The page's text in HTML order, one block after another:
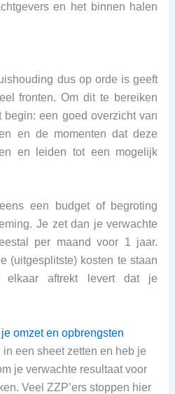
en het binnen halen
dus op orde is geeft
fronten. Om dit te bereiken
een goed overzicht van
en de momenten dat deze
en leiden tot een mogelijk
een budget of begroting
Je zet dan je verwachte
per maand voor 1 jaar.
(uitgesplitste) kosten te staan
aftrekt levert dat je
omzet en opbrengsten
in een sheet zetten en heb je
je verwachte resultaat voor
Veel ZZP’ers stoppen hier